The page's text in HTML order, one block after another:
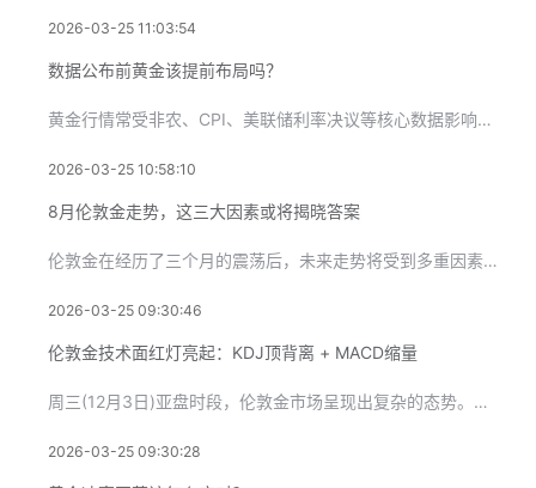
2026-03-25 11:03:54
数据公布前黄金该提前布局吗？
黄金行情常受非农、CPI、美联储利率决议等核心数据影响，不少
2026-03-25 10:58:10
8月伦敦金走势，这三大因素或将揭晓答案
伦敦金在经历了三个月的震荡后，未来走势将受到多重因素的影响，
2026-03-25 09:30:46
伦敦金技术面红灯亮起：KDJ顶背离 + MACD缩量
周三(12月3日)亚盘时段，伦敦金市场呈现出复杂的态势。目前
2026-03-25 09:30:28